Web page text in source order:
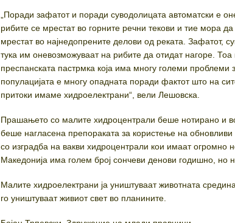
„Поради зафатот и поради суводолицата автоматски е
рибите се мрестат во горните речни текови и тие мора
мрестат во најнедопрените делови од реката. Зафатот,
тука им оневозможуваат на рибите да отидат нагоре. Тоа
преспанската пастрмка која има многу големи проблеми
популацијата е многу опадната поради фактот што на
притоки имаме хидроелектрани“, вели Лешовска.
Прашањето со малите хидроцентрали беше нотирано и
беше нагласена препораката за користење на
со изградба на вакви хидроцентрали кои имаат огромно
Македонија има голем број сончеви денови годишно, но
Малите хидроелектрани ја уништуваат животната
го уништуваат живиот свет во планините.